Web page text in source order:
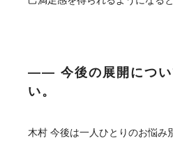
―― 今後の展開につい
い。
木村 今後は一人ひとりのお悩み